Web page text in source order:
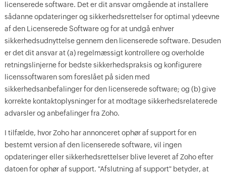
licenserede software. Det er dit ansvar omgående at installere
sådanne opdateringer og sikkerhedsrettelser for optimal ydeevne
af den Licenserede Software og for at undgå enhver
sikkerhedsudnyttelse gennem den licenserede software. Desuden
er det dit ansvar at (a) regelmæssigt kontrollere og overholde
retningslinjerne for bedste sikkerhedspraksis og konfigurere
licenssoftwaren som foreslået på siden med
sikkerhedsanbefalinger for den licenserede software; og (b) give
korrekte kontaktoplysninger for at modtage sikkerhedsrelaterede
advarsler og anbefalinger fra Zoho.
I tilfælde, hvor Zoho har annonceret ophør af support for en
bestemt version af den licenserede software, vil ingen
opdateringer eller sikkerhedsrettelser blive leveret af Zoho efter
datoen for ophør af support. "Afslutning af support" betyder, at